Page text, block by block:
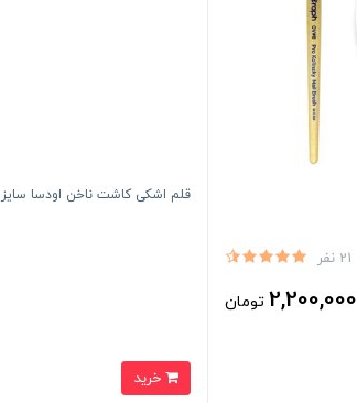
21 نفر
2,200,000 تومان
قلم اشکی کاشت ناخن اودسا سایز 8 و 10 | ODESSA
خرید